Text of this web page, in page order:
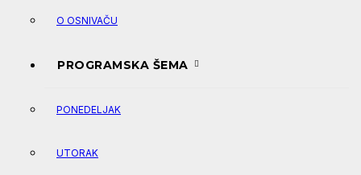
O OSNIVAČU
PROGRAMSKA ŠEMA
PONEDELJAK
UTORAK